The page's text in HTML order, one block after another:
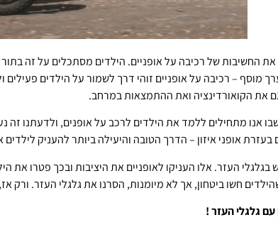
את החשיבות של רכיבה על אופניים. הילדים מסתכלים על זה
מוסף – רכיבה על אופניים זוהי דרך לשמור על הילדים
את הקואורדינציה ואת ההתמצאות במרחב.
אנו מתחילים ללמד את הילדים לרכב על אופנים, ולדעתנו זה
אופני איזון – הדרך הטובה והיעילה ביותר להעניק לילדים
בגלגלי העזר. אלו העניקו לאופניים את היציבות ובכך פטרו
חשו ביטחון, אך לא מיומנות, הסרנו את גלגלי העזר. ורק
גלגלי העזר !